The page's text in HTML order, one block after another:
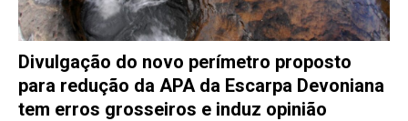
Divulgação do novo perímetro proposto
para redução da APA da Escarpa Devoniana
tem erros grosseiros e induz opinião